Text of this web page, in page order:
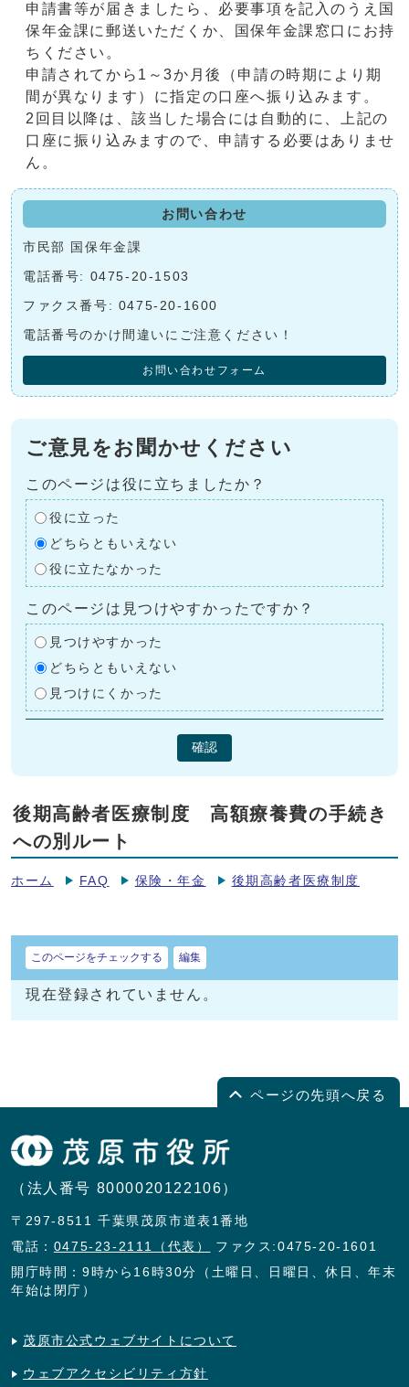
申請書等が届きましたら、必要事項を記入のうえ国
保年金課に郵送いただくか、国保年金課窓口にお持
ちください。
申請されてから1～3か月後（申請の時期により期
間が異なります）に指定の口座へ振り込みます。
2回目以降は、該当した場合には自動的に、上記の
口座に振り込みますので、申請する必要はありませ
ん。
お問い合わせ
市民部 国保年金課
電話番号: 0475-20-1503
ファクス番号: 0475-20-1600
電話番号のかけ間違いにご注意ください！
お問い合わせフォーム
ご意見をお聞かせください
このページは役に立ちましたか？
役に立った
どちらともいえない
役に立たなかった
このページは見つけやすかったですか？
見つけやすかった
どちらともいえない
見つけにくかった
確認
後期高齢者医療制度 高額療養費の手続き
への別ルート
ホーム FAQ 保険・年金 後期高齢者医療制度
このページをチェックする 編集
現在登録されていません。
ページの先頭へ戻る
（法人番号 8000020122106）
〒297-8511 千葉県茂原市道表1番地
電話： 0475-23-2111（代表）
ファクス:0475-20-1601
開庁時間：9時から16時30分（土曜日、日曜日、休日、年末
年始は閉庁）
茂原市公式ウェブサイトについて
ウェブアクセシビリティ方針